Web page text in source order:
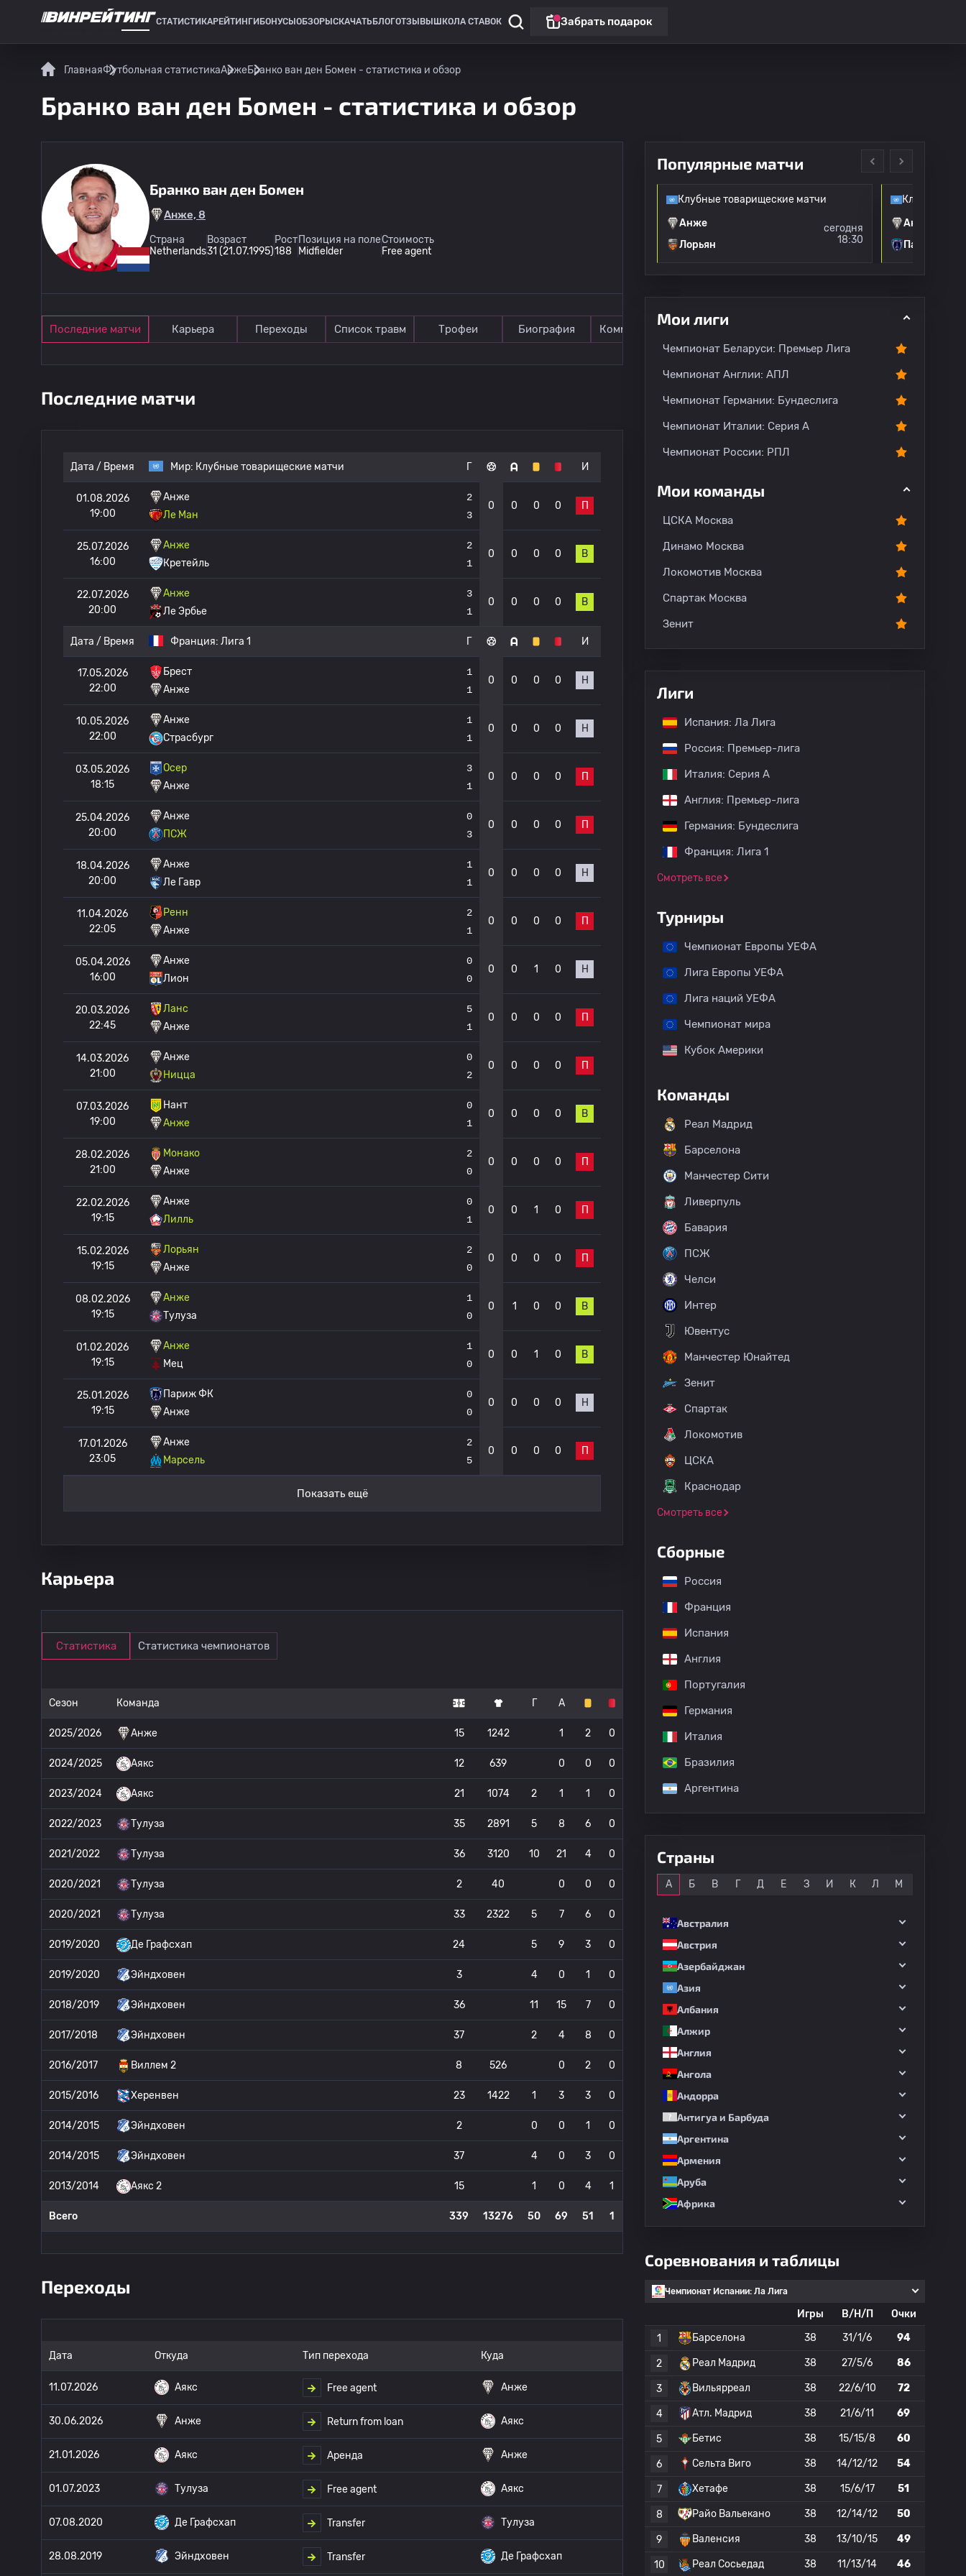
СТАТИСТИКАРЕЙТИНГИ БОНУСЫ ОБЗОРЫ СКАЧАТЬ БЛОГОТЗЫВЫ ШКОЛА СТАВОК Забрать подарок
ГлавнаяФутбольная статистикаАнжеБранко ван ден Бомен - статистика и обзор
Бранко ван ден Бомен - статистика и обзор
Бранко ван ден Бомен
Анже, 8
Страна
Netherlands
Возраст
31 (21.07.1995)
Рост
188
Позиция на поле
Midfielder
Стоимость
Free agent
Последние матчи Карьера Переходы Список травм Трофеи Биография Комментарии
Последние матчи
Дата / Время Мир: Клубные товарищеские матчи Г И
01.08.2026
19:00
Анже
Ле Ман
2
3
0 0 0 0 П
25.07.2026
16:00
Анже
Кретейль
2
1
0 0 0 0 В
22.07.2026
20:00
Анже
Ле Эрбье
3
1
0 0 0 0 В
Дата / Время Франция: Лига 1 Г И
17.05.2026
22:00
Брест
Анже
1
1
0 0 0 0 Н
10.05.2026
22:00
Анже
Страсбург
1
1
0 0 0 0 Н
03.05.2026
18:15
Осер
Анже
3
1
0 0 0 0 П
25.04.2026
20:00
Анже
ПСЖ
0
3
0 0 0 0 П
18.04.2026
20:00
Анже
Ле Гавр
1
1
0 0 0 0 Н
11.04.2026
22:05
Ренн
Анже
2
1
0 0 0 0 П
05.04.2026
16:00
Анже
Лион
0
0
0 0 1 0 Н
20.03.2026
22:45
Ланс
Анже
5
1
0 0 0 0 П
14.03.2026
21:00
Анже
Ницца
0
2
0 0 0 0 П
07.03.2026
19:00
Нант
Анже
0
1
0 0 0 0 В
28.02.2026
21:00
Монако
Анже
2
0
0 0 0 0 П
22.02.2026
19:15
Анже
Лилль
0
1
0 0 1 0 П
15.02.2026
19:15
Лорьян
Анже
2
0
0 0 0 0 П
08.02.2026
19:15
Анже
Тулуза
1
0
0 1 0 0 В
01.02.2026
19:15
Анже
Мец
1
0
0 0 1 0 В
25.01.2026
19:15
Париж ФК
Анже
0
0
0 0 0 0 Н
17.01.2026
23:05
Анже
Марсель
2
5
0 0 0 0 П
Показать ещё
Карьера
Статистика Статистика чемпионатов
Сезон Команда Г А
2025/2026 Анже 15 1242 1 2 0
2024/2025 Аякс 12 639 0 0 0
2023/2024 Аякс 21 1074 2 1 1 0
2022/2023 Тулуза 35 2891 5 8 6 0
2021/2022 Тулуза 36 3120 10 21 4 0
2020/2021 Тулуза 2 40 0 0 0
2020/2021 Тулуза 33 2322 5 7 6 0
2019/2020 Де Графсхап 24 5 9 3 0
2019/2020 Эйндховен 3 4 0 1 0
2018/2019 Эйндховен 36 11 15 7 0
2017/2018 Эйндховен 37 2 4 8 0
2016/2017 Виллем 2 8 526 0 2 0
2015/2016 Херенвен 23 1422 1 3 3 0
2014/2015 Эйндховен 2 0 0 1 0
2014/2015 Эйндховен 37 4 0 3 0
2013/2014 Аякс 2 15 1 0 4 1
Всего 339 13276 50 69 51 1
Переходы
Дата Откуда Тип перехода Куда
11.07.2026 Аякс Free agent Анже
30.06.2026 Анже Return from loan Аякс
21.01.2026 Аякс Аренда Анже
01.07.2023 Тулуза Free agent Аякс
07.08.2020 Де Графсхап Transfer Тулуза
28.08.2019 Эйндховен Transfer Де Графсхап
Популярные матчи
Клубные товарищеские матчи
Анже
Лорьян
сегодня
18:30
Клубные
Анже
Париж ФК
Мои лиги
Чемпионат Беларуси: Премьер Лига
Чемпионат Англии: АПЛ
Чемпионат Германии: Бундеслига
Чемпионат Италии: Серия А
Чемпионат России: РПЛ
Мои команды
ЦСКА Москва
Динамо Москва
Локомотив Москва
Спартак Москва
Зенит
Лиги
Испания: Ла Лига
Россия: Премьер-лига
Италия: Серия А
Англия: Премьер-лига
Германия: Бундеслига
Франция: Лига 1
Смотреть все
Турниры
Чемпионат Европы УЕФА
Лига Европы УЕФА
Лига наций УЕФА
Чемпионат мира
Кубок Америки
Команды
Реал Мадрид
Барселона
Манчестер Сити
Ливерпуль
Бавария
ПСЖ
Челси
Интер
Ювентус
Манчестер Юнайтед
Зенит
Спартак
Локомотив
ЦСКА
Краснодар
Смотреть все
Сборные
Россия
Франция
Испания
Англия
Португалия
Германия
Италия
Бразилия
Аргентина
Страны
А Б В Г Д Е З И К Л М
Австралия
Австрия
Азербайджан
Азия
Албания
Алжир
Англия
Ангола
Андорра
Антигуа и Барбуда
Аргентина
Армения
Аруба
Африка
Соревнования и таблицы
Чемпионат Испании: Ла Лига
Игры В/Н/П
Очки
1
Барселона 38 31/1/6 94
2 Реал Мадрид 38 27/5/6 86
3 Вильярреал 38 22/6/10 72
4 Атл. Мадрид 38 21/6/11 69
5 Бетис 38 15/15/8 60
6 Сельта Виго 38 14/12/12 54
7 Хетафе 38 15/6/17 51
8 Райо Вальекано 38 12/14/12 50
9 Валенсия 38 13/10/15 49
10 Реал Сосьедад 38 11/13/14 46